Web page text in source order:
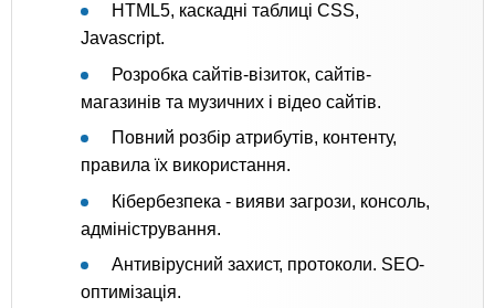
HTML5, каскадні таблиці CSS,
Javascript.
Розробка сайтів-візиток, сайтів-
магазинів та музичних і відео сайтів.
Повний розбір атрибутів, контенту,
правила їх використання.
Кібербезпека - вияви загрози, консоль,
адміністрування.
Антивірусний захист, протоколи. SEO-
оптимізація.